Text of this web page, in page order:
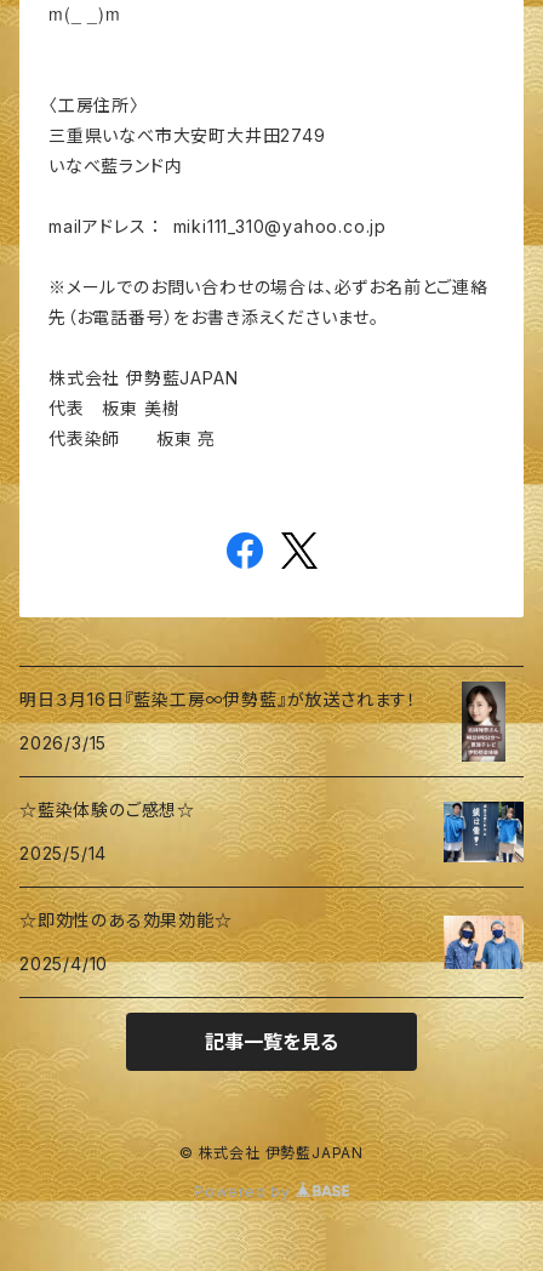
m(_ _)m
〈工房住所〉
三重県いなべ市大安町大井田2749
いなべ藍ランド内
mailアドレス ： miki111_310@yahoo.co.jp
※メールでのお問い合わせの場合は、必ずお名前とご連絡
先（お電話番号）をお書き添えくださいませ。
株式会社 伊勢藍JAPAN
代表 板東 美樹
代表染師 板東 亮
明日３月16日『藍染工房∞伊勢藍』が放送されます！
2026/3/15
☆藍染体験のご感想☆
2025/5/14
☆即効性のある効果効能☆
2025/4/10
記事一覧を見る
© 株式会社 伊勢藍JAPAN
Powered by